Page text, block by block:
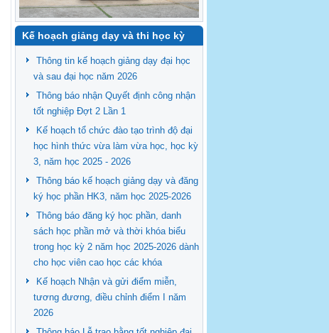
Kế hoạch giảng dạy và thi học kỳ
Thông tin kế hoạch giảng dạy đại học
và sau đại học năm 2026
Thông báo nhận Quyết định công nhận
tốt nghiệp Đợt 2 Lần 1
Kế hoạch tổ chức đào tạo trình độ đại
học hình thức vừa làm vừa học, học kỳ
3, năm học 2025 - 2026
Thông báo kế hoạch giảng dạy và đăng
ký học phần HK3, năm học 2025-2026
Thông báo đăng ký học phần, danh
sách học phần mở và thời khóa biểu
trong học kỳ 2 năm học 2025-2026 dành
cho học viên cao học các khóa
Kế hoạch Nhận và gửi điểm miễn,
tương đương, điều chỉnh điểm I năm
2026